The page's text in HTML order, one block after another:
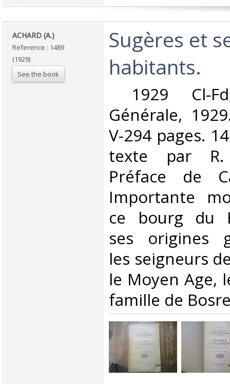
‎ACHARD (A.)‎
Reference : 1489
(1929)
See the book
‎Sugères et
habitants.‎
1929 Cl-
Générale,
V-294 pages.
texte par R.
Préface de
Importante
ce bourg du
ses origines
les seigneurs
le Moyen Age,
famille de